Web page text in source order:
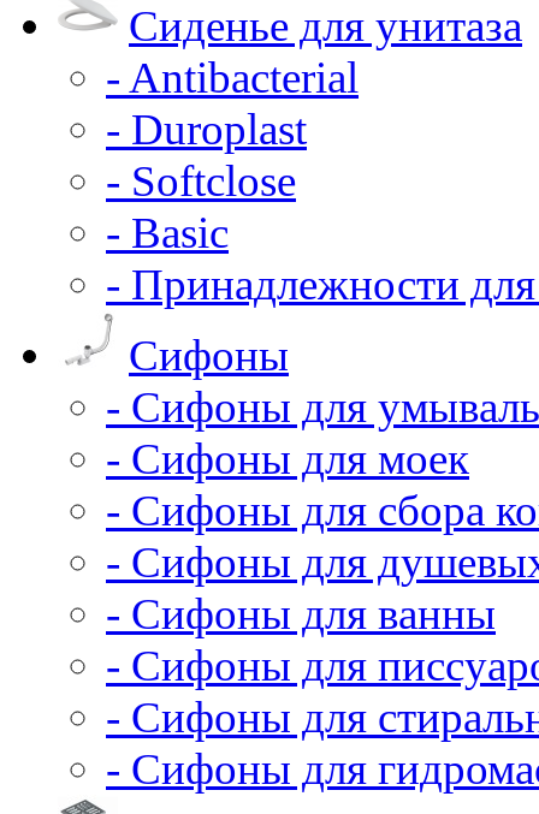
Сиденье для унитаза
- Antibacterial
- Duroplast
- Softclose
- Basic
- Принадлежности
Сифоны
- Сифоны для
- Сифоны для моек
- Сифоны для сбора
- Сифоны для
- Сифоны для ванны
- Сифоны для
- Сифоны для
- Сифоны для